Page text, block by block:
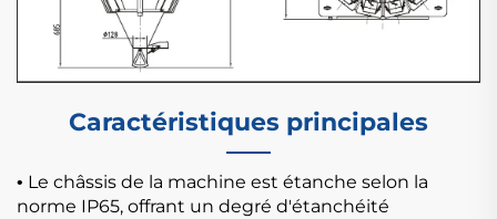
Caractéristiques principales
• Le châssis de la machine est étanche selon la
norme IP65, offrant un degré d'étanchéité